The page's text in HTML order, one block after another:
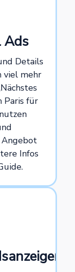
Ads
Details
viel mehr
Paris für
Infos